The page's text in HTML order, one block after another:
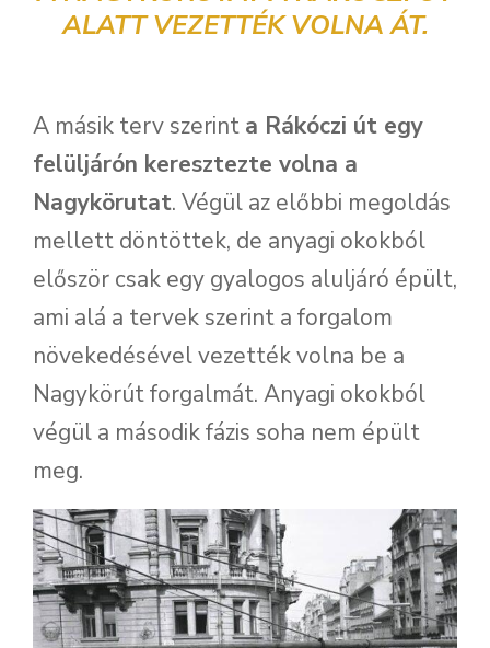
ALATT VEZETTÉK VOLNA ÁT.
A másik terv szerint a Rákóczi út egy
felüljárón keresztezte volna a
Nagykörutat. Végül az előbbi megoldás
mellett döntöttek, de anyagi okokból
először csak egy gyalogos aluljáró épült,
ami alá a tervek szerint a forgalom
növekedésével vezették volna be a
Nagykörút forgalmát. Anyagi okokból
végül a második fázis soha nem épült
meg.